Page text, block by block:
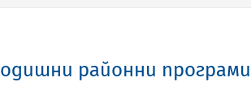
районни